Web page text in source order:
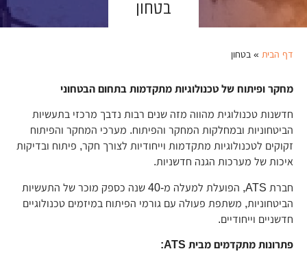
בטחון
דף הבית » בטחון
מחקר ופיתוח של טכנולוגיות מתקדמות בתחום הבטחוני
חדשנות טכנולוגית מהווה מזה שנים רבות נדבך מרכזי בתעשיות
הביטחוניות ובמחלקות המחקר והפיתוח. מערכי המחקר והפיתוח
זקוקים לטכנולוגיות מתקדמות וייחודיות לצורך חקר, פיתוח ובדיקות
איכות של מערכות הגנה חדשניות.
חברת ATS, הפועלת למעלה מ-40 שנה כספק מוכר של התעשיות
הביטחוניות, משתפת פעולה עם גורמי הפיתוח במיזמים טכנולוגיים
חדשניים וייחודיים.
פתרונות מתקדמים מבית ATS: